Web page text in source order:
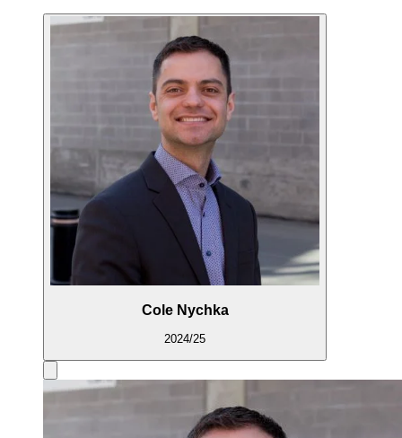
Cole Nychka
2024/25